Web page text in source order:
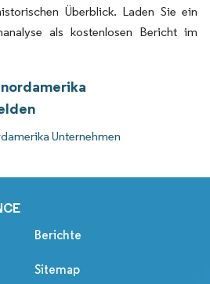
Überblick. Laden Sie ein
als kostenlosen Bericht im
Unternehmen
Berichte
Sitemap